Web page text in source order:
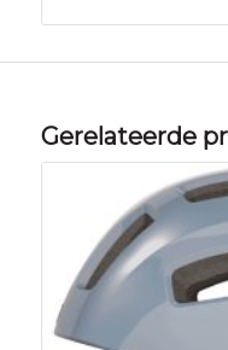
Gerelateerde